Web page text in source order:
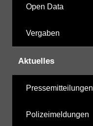
Open Data
Vergaben
Aktuelles
Pressemitteilungen
Polizeimeldungen